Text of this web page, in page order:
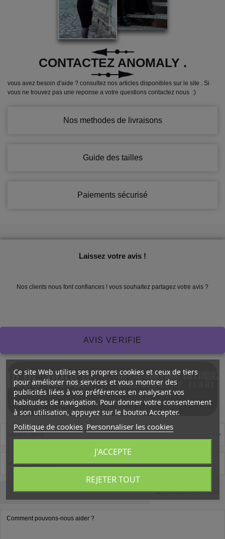
CONTACTEZ ANOMALY .
vous avez besoin d'aide ? consultez nos articles disponibles sur le site . Si
vous ne trouvez pas une reponse a votre questions contactez nous :)
Nos methodes de livraisons
Guide des tailles
Paiements sécurisé
Laissez votre avis !
Nos clients nous font confiances ! vous souhaitez partagez votre avis ?
AVIS VERIFIE
Appelez-nous : 06 20 94 47 61
Ecrivez-nous : contact@blue-raven.com
CHOISIR UN FICHIER
Ce site Web utilise ses propres cookies et ceux de tiers
pour améliorer nos services et vous montrer des
publicités liées à vos préférences en analysant vos
habitudes de navigation. Pour donner votre consentement
à son utilisation, appuyez sur le bouton Accepter.
Politique de cookies Personnaliser les cookies
REJETER TOUT
J'ACCEPTE